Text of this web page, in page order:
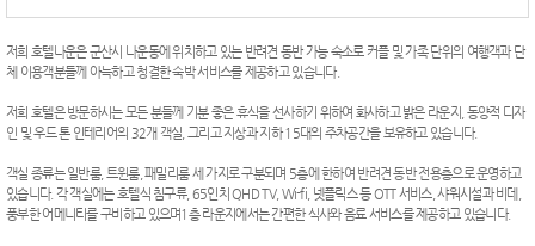
저희 호텔나운은 군산시 나운동에 위치하고 있는 반려견 동반 가능 숙소로 커플 및 가족 단위의 여행객과 단
체 이용객분들께 아늑하고 청결한 숙박 서비스를 제공하고 있습니다.
저희 호텔은 방문하시는 모든 분들께 기분 좋은 휴식을 선사하기 위하여 화사하고 밝은 라운지, 동양적 디자
인 및 우드 톤 인테리어의 32개 객실, 그리고 지상과 지하 15대의 주차공간을 보유하고 있습니다.
객실 종류는 일반룸, 트윈룸, 패밀리룸 세 가지로 구분되며 5층에 한하여 반려견 동반 전용층으로 운영하고
있습니다. 각 객실에는 호텔식 침구류, 65인치 QHD TV, Wi-fi, 넷플릭스 등 OTT 서비스, 샤워시설과 비데,
풍부한 어메니티를 구비하고 있으며1층 라운지에서는 간편한 식사와 음료 서비스를 제공하고 있습니다.